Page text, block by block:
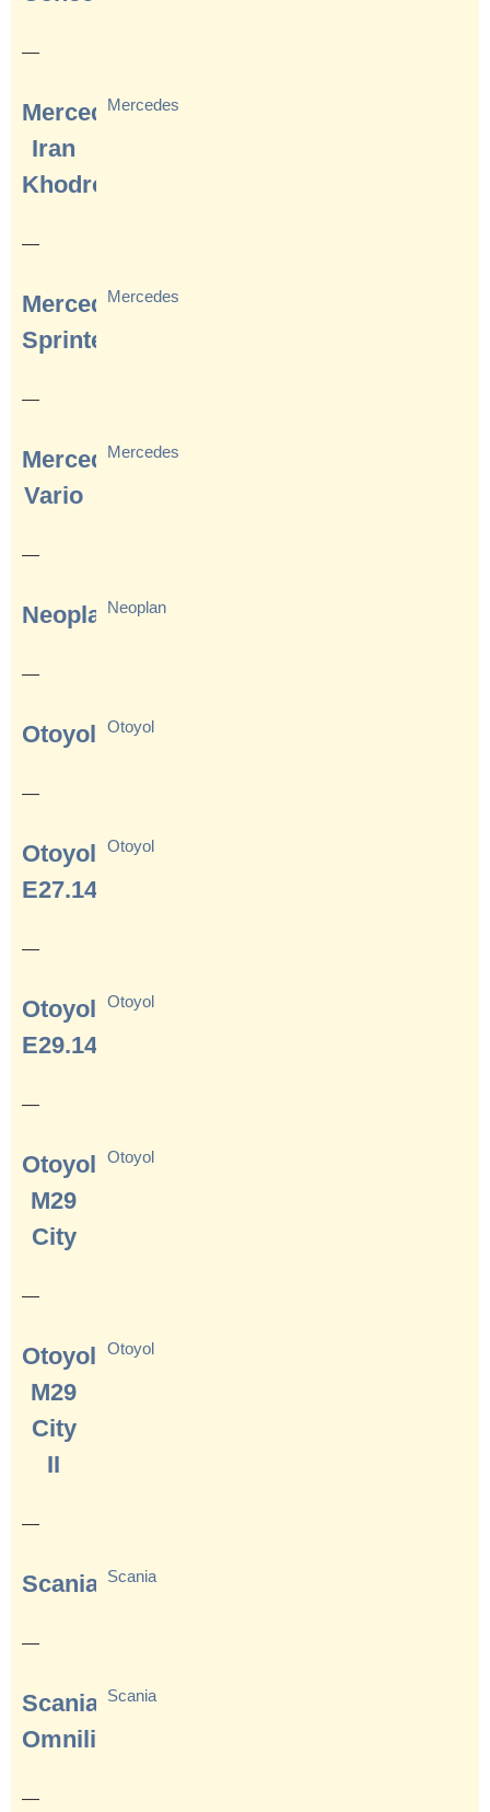
—
Mercedes
Iran
Khodro
Mercedes
—
Mercedes
Sprinter
Mercedes
—
Mercedes
Vario
Mercedes
—
NeoplanNeoplan
—
Otoyol Otoyol
—
Otoyol
E27.14
Otoyol
—
Otoyol
E29.14
Otoyol
—
Otoyol
M29
City
Otoyol
—
Otoyol
M29
City
II
Otoyol
—
Scania Scania
—
Scania
Omnilink
Scania
—